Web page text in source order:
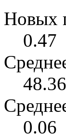
Новых
0.47
48.36
0.06